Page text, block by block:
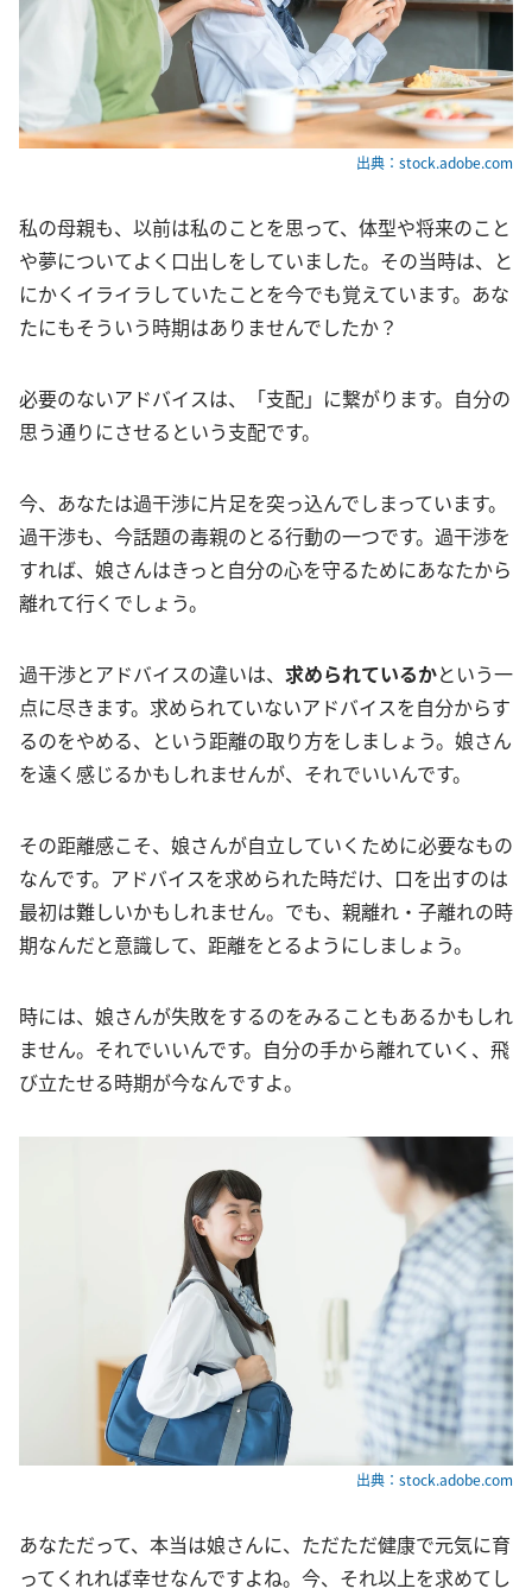
出典：stock.adobe.com
私の母親も、以前は私のことを思って、体型や将来のこと
や夢についてよく口出しをしていました。その当時は、と
にかくイライラしていたことを今でも覚えています。あな
たにもそういう時期はありませんでしたか？
必要のないアドバイスは、「支配」に繋がります。自分の
思う通りにさせるという支配です。
今、あなたは過干渉に片足を突っ込んでしまっています。
過干渉も、今話題の毒親のとる行動の一つです。過干渉を
すれば、娘さんはきっと自分の心を守るためにあなたから
離れて行くでしょう。
過干渉とアドバイスの違いは、 求められているかという一
点に尽きます。求められていないアドバイスを自分からす
るのをやめる、という距離の取り方をしましょう。娘さん
を遠く感じるかもしれませんが、それでいいんです。
その距離感こそ、娘さんが自立していくために必要なもの
なんです。アドバイスを求められた時だけ、口を出すのは
最初は難しいかもしれません。でも、親離れ・子離れの時
期なんだと意識して、距離をとるようにしましょう。
時には、娘さんが失敗をするのをみることもあるかもしれ
ません。それでいいんです。自分の手から離れていく、飛
び立たせる時期が今なんですよ。
出典：stock.adobe.com
あなただって、本当は娘さんに、ただただ健康で元気に育
ってくれれば幸せなんですよね。今、それ以上を求めてし